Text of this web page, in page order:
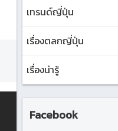
เทรนด์ญี่ปุ่น
เรื่องตลกญี่ปุ่น
เรื่องน่ารู้
Facebook